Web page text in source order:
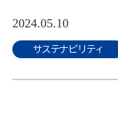
2024.05.10
サステナビリティ